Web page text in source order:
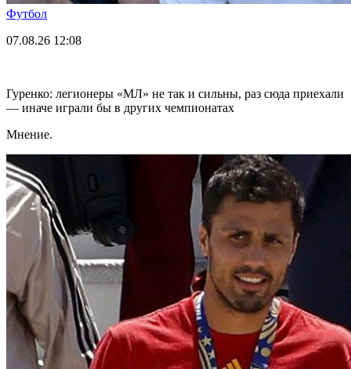
Футбол
07.08.26 12:08
Гуренко: легионеры «МЛ» не так и сильны, раз сюда приехали
— иначе играли бы в других чемпионатах
Мнение.